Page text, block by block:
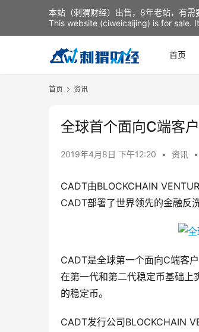
首页
首页 资讯
全球首个面向C端客
2019年4月8日 下午12:20 • 资讯 •
CADT由BLOCKCHAIN
CADT部署了世界领先的金融反
CADT是全球第一个面向C端客
在第一代和第二代稳定币基础上
的稳定币。
CADT发行公司BLOCKCHAIN
本站（刺猬财经）出售，8年老站，有
This website (ciweicaijing) is for sale.